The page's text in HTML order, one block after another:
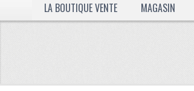
LA BOUTIQUE VENTE MAGASIN